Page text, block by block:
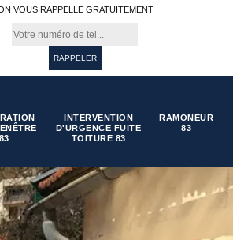
VOUS RAPPELLE GRATUITEMENT
INTERVENTION
D'URGENCE FUITE
TOITURE 83
RAMONEUR
83